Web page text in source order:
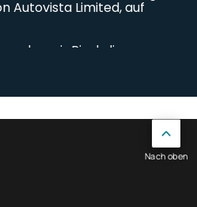
Nach oben